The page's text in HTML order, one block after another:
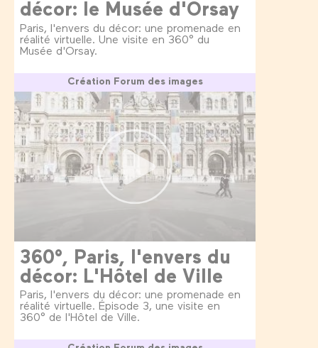
décor: le Musée d'Orsay
Paris, l'envers du décor: une promenade en
réalité virtuelle. Une visite en 360° du
Musée d'Orsay.
Création Forum des images
360°, Paris, l'envers du
décor: L'Hôtel de Ville
Paris, l'envers du décor: une promenade en
réalité virtuelle. Épisode 3, une visite en
360° de l'Hôtel de Ville.